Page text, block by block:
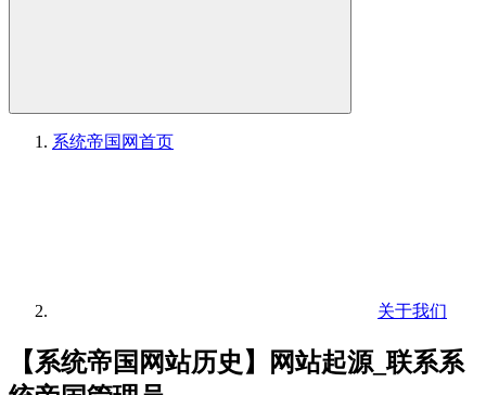
系统帝国网首页
关于我们
【系统帝国网站历史】网站起源_联系系